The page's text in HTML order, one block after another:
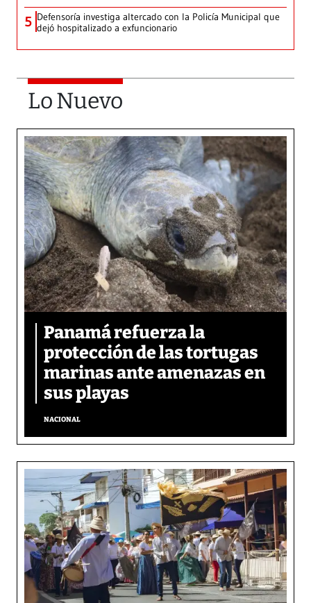
5 Defensoría investiga altercado con la Policía Municipal que
dejó hospitalizado a exfuncionario
Lo Nuevo
Panamá refuerza la
protección de las tortugas
marinas ante amenazas en
sus playas
NACIONAL